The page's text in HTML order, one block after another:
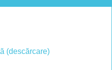
(descărcare)